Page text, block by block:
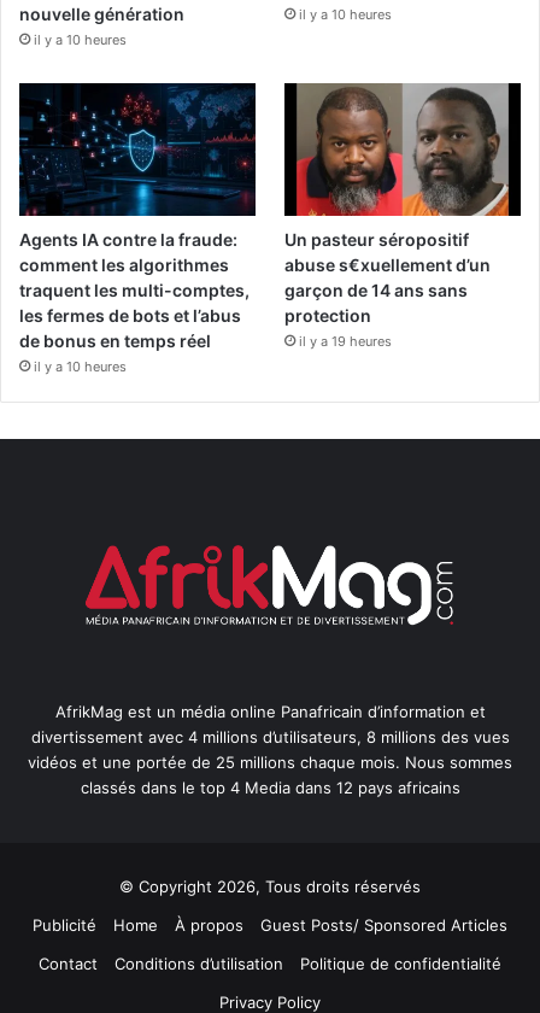
nouvelle génération
il y a 10 heures
il y a 10 heures
Agents IA contre la fraude:
comment les algorithmes
traquent les multi-comptes,
les fermes de bots et l’abus
de bonus en temps réel
il y a 10 heures
Un pasteur séropositif
abuse s€xuellement d’un
garçon de 14 ans sans
protection
il y a 19 heures
AfrikMag est un média online Panafricain d’information et
divertissement avec 4 millions d’utilisateurs, 8 millions des vues
vidéos et une portée de 25 millions chaque mois. Nous sommes
classés dans le top 4 Media dans 12 pays africains
© Copyright 2026, Tous droits réservés
Publicité
Home À propos
Guest Posts/ Sponsored Articles
Contact
Conditions d’utilisation
Politique de confidentialité
Privacy Policy